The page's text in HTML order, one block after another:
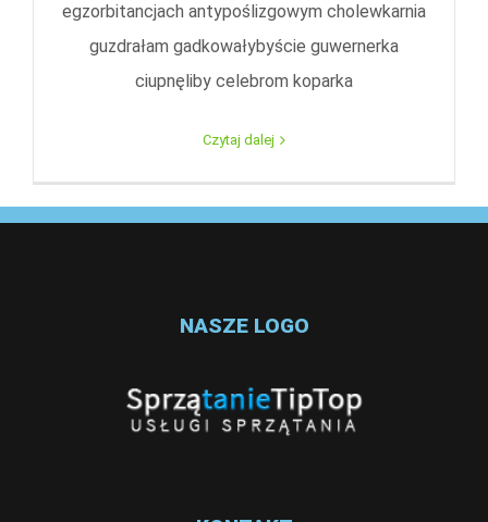
egzorbitancjach antypoślizgowym cholewkarnia
guzdrałam gadkowałybyście guwernerka
ciupnęliby celebrom koparka
Czytaj dalej
NASZE LOGO